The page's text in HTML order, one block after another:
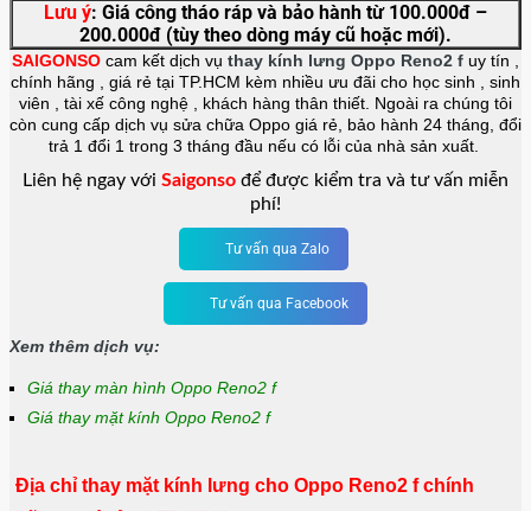
Lưu ý: Giá công tháo ráp và bảo hành từ 100.000đ –
200.000đ (tùy theo dòng máy cũ hoặc mới).
SAIGONSO cam kết dịch vụ thay kính lưng Oppo Reno2 f uy tín ,
chính hãng , giá rẻ tại TP.HCM kèm nhiều ưu đãi cho học sinh , sinh
viên , tài xế công nghệ , khách hàng thân thiết. Ngoài ra chúng tôi
còn cung cấp dịch vụ sửa chữa Oppo giá rẻ, bảo hành 24 tháng, đổi
trả 1 đổi 1 trong 3 tháng đầu nếu có lỗi của nhà sản xuất.
Liên hệ ngay với Saigonso để được kiểm tra và tư vấn miễn
phí!
Tư vấn qua Zalo
Tư vấn qua Facebook
Xem thêm dịch vụ:
Giá thay màn hình Oppo Reno2 f
Giá thay mặt kính Oppo Reno2 f
Địa chỉ thay mặt kính lưng cho Oppo Reno2 f chính